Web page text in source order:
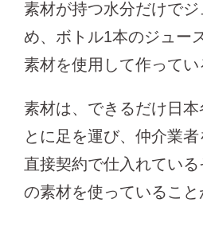
素材が持つ水分だけで
め、ボトル1本のジュー
素材を使用して作ってい
素材は、できるだけ日
とに足を運び、仲介業者
直接契約で仕入れている
の素材を使っていること